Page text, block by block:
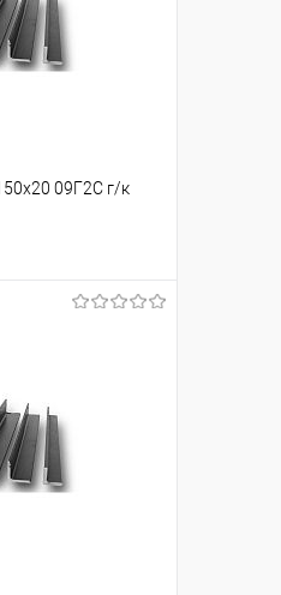
09Г2С г/к
Сравнение
Под заказ